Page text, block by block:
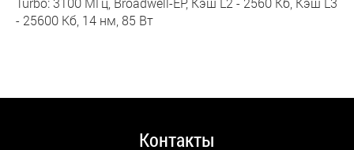
- 25600 Кб, 14 нм, 85 Вт
Контакты